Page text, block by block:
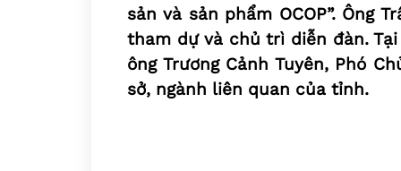
sản và sản phẩm OCOP”. Ông
tham dự và chủ trì diễn đàn.
ông Trương Cảnh Tuyên, Phó
sở, ngành liên quan của tỉnh.